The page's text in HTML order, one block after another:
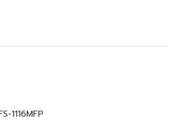
1116MFP